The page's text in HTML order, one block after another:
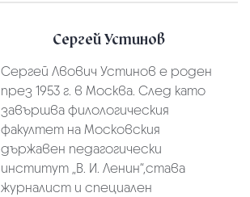
Сергей Устинов
Сергей Лвович Устинов е роден
през 1953 г. в Москва. След като
завършва филологическия
факултет на Московския
държавен педагогически
институт „В. И. Ленин“,става
журналист и специален